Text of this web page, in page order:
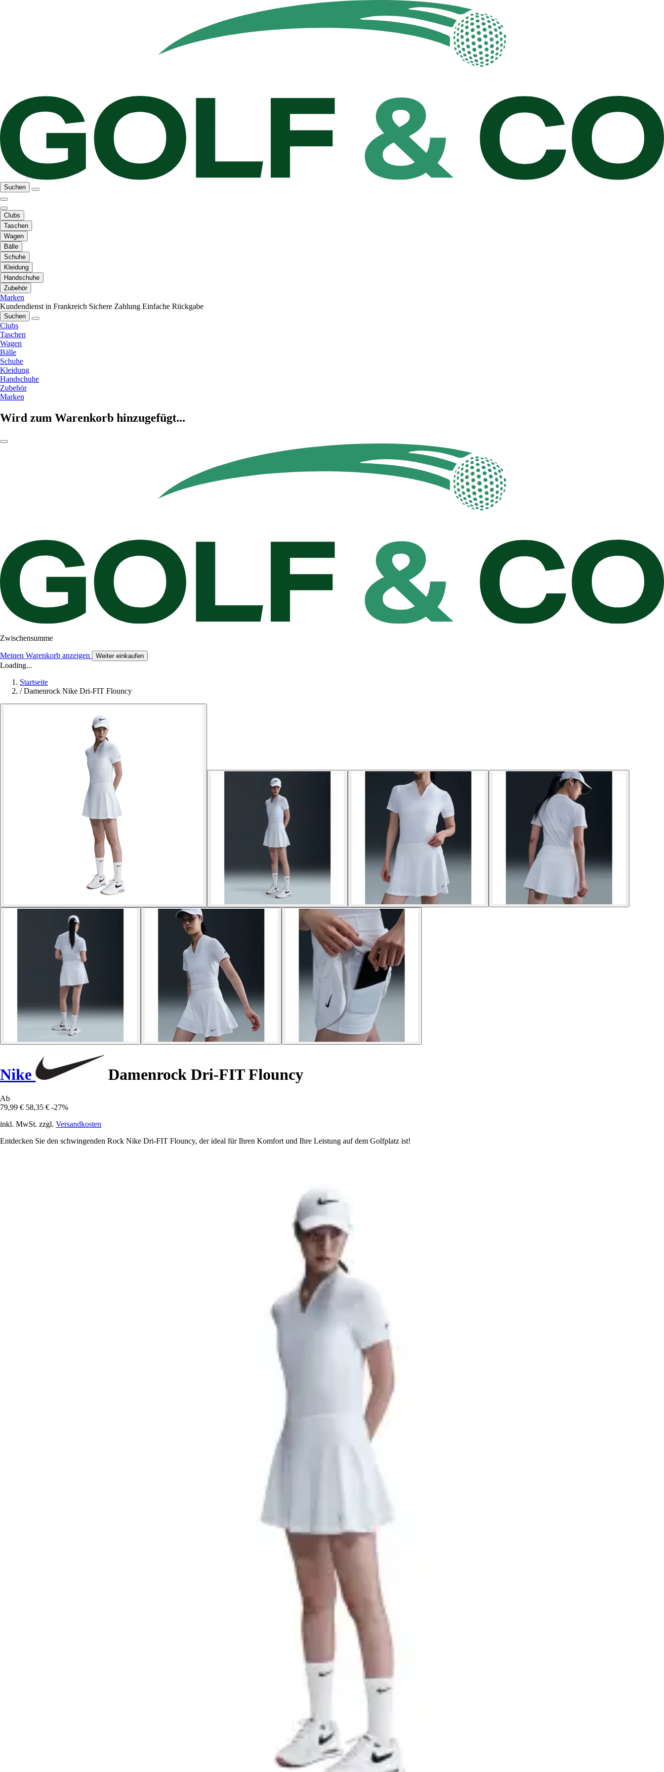
Suchen
Clubs
Taschen
Wagen
Bälle
Schuhe
Kleidung
Handschuhe
Zubehör
Marken
Kundendienst in Frankreich Sichere Zahlung Einfache Rückgabe
Suchen
Clubs
Taschen
Wagen
Bälle
Schuhe
Kleidung
Handschuhe
Zubehör
Marken
Wird zum Warenkorb hinzugefügt...
Zwischensumme
Meinen Warenkorb anzeigen Weiter einkaufen
Loading...
Startseite
/ Damenrock Nike Dri-FIT Flouncy
Nike Damenrock Dri-FIT Flouncy
Ab
79,99 € 58,35 € -27%
inkl. MwSt. zzgl. Versandkosten
Entdecken Sie den schwingenden Rock Nike Dri-FIT Flouncy, der ideal für Ihren Komfort und Ihre Leistung auf dem Golfplatz ist!